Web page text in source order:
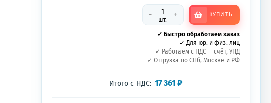
-
шт.
+ КУПИТЬ
✓ Быстро обработаем заказ
✓ Для юр. и физ. лиц
✓ Работаем с НДС — счёт, УПД
✓ Отгрузка по СПб, Москве и РФ
Итого с НДС: 17 361₽